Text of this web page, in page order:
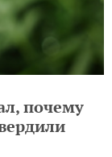
почему